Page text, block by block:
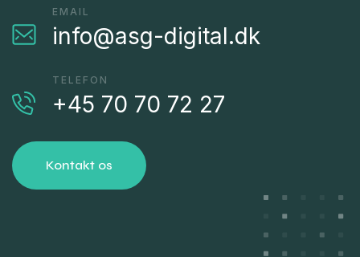
EMAIL
info@asg-digital.dk
TELEFON
+45 70 70 72 27
Kontakt os